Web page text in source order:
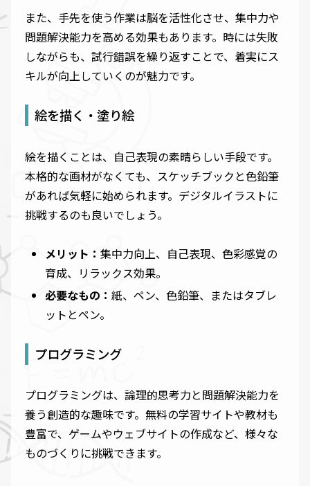
また、手先を使う作業は脳を活性化させ、集中力や
問題解決能力を高める効果もあります。時には失敗
しながらも、試行錯誤を繰り返すことで、着実にス
キルが向上していくのが魅力です。
絵を描く・塗り絵
絵を描くことは、自己表現の素晴らしい手段です。
本格的な画材がなくても、スケッチブックと色鉛筆
があれば気軽に始められます。デジタルイラストに
挑戦するのも良いでしょう。
メリット：集中力向上、自己表現、色彩感覚の
育成、リラックス効果。
必要なもの：紙、ペン、色鉛筆、またはタブレ
ットとペン。
プログラミング
プログラミングは、論理的思考力と問題解決能力を
養う創造的な趣味です。無料の学習サイトや教材も
豊富で、ゲームやウェブサイトの作成など、様々な
ものづくりに挑戦できます。